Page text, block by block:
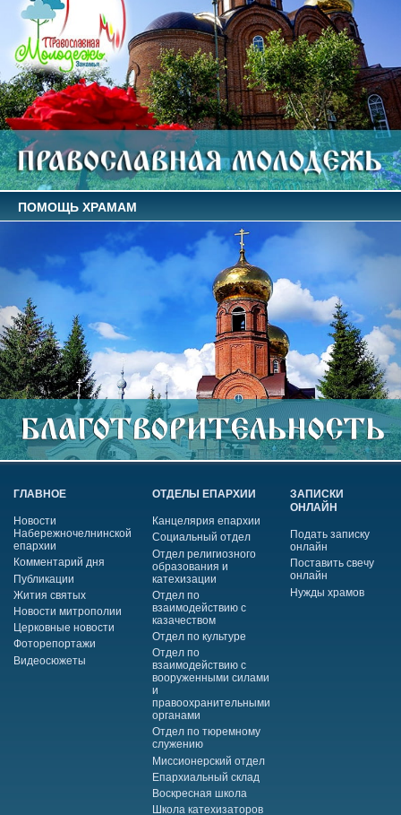
ПОМОЩЬ ХРАМАМ
ГЛАВНОЕ
Новости
Набережночелнинской
епархии
Комментарий дня
Публикации
Жития святых
Новости митрополии
Церковные новости
Фоторепортажи
Видеосюжеты
ОТДЕЛЫ ЕПАРХИИ
Канцелярия епархии
Социальный отдел
Отдел религиозного
образования и
катехизации
Отдел по
взаимодействию с
казачеством
Отдел по культуре
Отдел по
взаимодействию с
вооруженными силами
и
правоохранительными
органами
Отдел по тюремному
служению
Миссионерский отдел
Епархиальный склад
Воскресная школа
Школа катехизаторов
ЗАПИСКИ
ОНЛАЙН
Подать записку
онлайн
Поставить свечу
онлайн
Нужды храмов